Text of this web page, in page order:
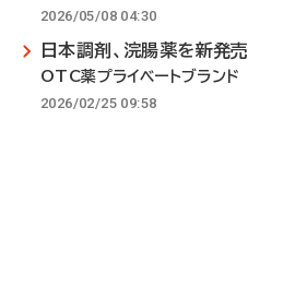
2026/05/08 04:30
日本調剤、浣腸薬を新発売
OTC薬プライベートブランド
2026/02/25 09:58